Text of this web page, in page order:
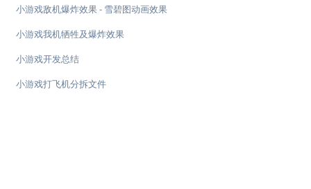
小游戏敌机爆炸效果 - 雪碧图动画效果
小游戏我机牺牲及爆炸效果
小游戏开发总结
小游戏打飞机分拆文件